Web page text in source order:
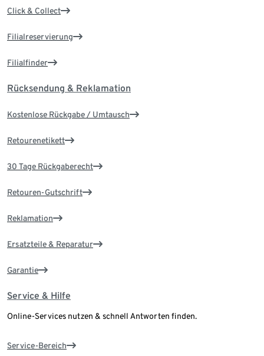
Click & Collect
Filialreservierung
Filialfinder
Rücksendung & Reklamation
Kostenlose Rückgabe / Umtausch
Retourenetikett
30 Tage Rückgaberecht
Retouren-Gutschrift
Reklamation
Ersatzteile & Reparatur
Garantie
Service & Hilfe
Online-Services nutzen & schnell Antworten finden.
Service-Bereich